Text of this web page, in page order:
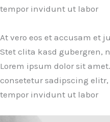
tempor invidunt ut labor
At vero eos et accusam et
Stet clita kasd gubergren,
Lorem ipsum dolor sit
consetetur sadipscing
tempor invidunt ut labor